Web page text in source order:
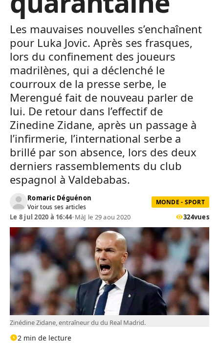
Les mauvaises nouvelles s’enchaînent
pour Luka Jovic. Après ses frasques,
lors du confinement des joueurs
madrilènes, qui a déclenché le
courroux de la presse serbe, le
Merengué fait de nouveau parler de
lui. De retour dans l’effectif de
Zinedine Zidane, après un passage à
l’infirmerie, l’international serbe a
brillé par son absence, lors des deux
derniers rassemblements du club
espagnol à Valdebabas.
Romaric Déguénon
Voir tous ses articles
MONDE - SPORT
Le 8 jul 2020 à 16:44•MàJ le 29 aou 2020 324vues
Zinédine Zidane, entraîneur du du Real Madrid.
2 min de lecture